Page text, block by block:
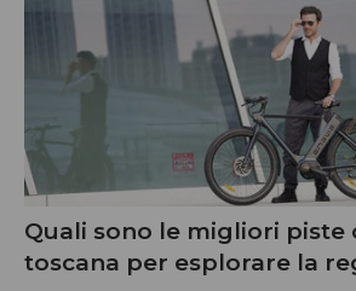
Quali sono le migliori piste
toscana per esplorare la